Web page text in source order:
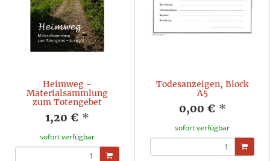
Heimweg -
Materialsammlung
zum Totengebet
1,20 € *
sofort verfügbar
Todesanzeigen, Block
A5
0,00 € *
sofort verfügbar